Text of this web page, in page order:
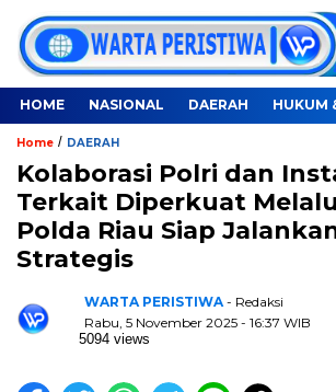
HOME NASIONAL DAERAH HUKUM
Home / DAERAH
Kolaborasi Polri dan
Terkait Diperkuat
Polda Riau Siap
Strategis
WARTA PERISTIWA - Redaksi
Rabu, 5 November 2025 - 16:37 WIB
5094 views